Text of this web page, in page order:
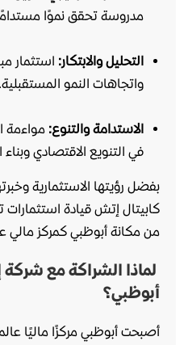
مدروسة تحقق نموًا
التحليل والابتكار: استثمار
واتجاهات النمو المستقبلية.
الاستدامة والتنوع: مواءمة
في التنويع الاقتصادي
بفضل رؤيتها الاستثمارية
كابيتال إتش قيادة استثمارات
من مكانة أبوظبي كمركز مالي
لماذا الشراكة مع شركة
أبوظبي؟
أصبحت أبوظبي مركزًا ماليًا